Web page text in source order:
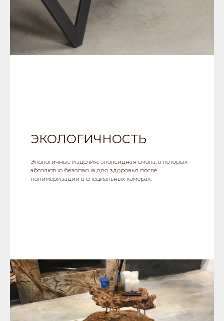
ЭКОЛОГИЧНОСТЬ
Экологичные изделия, эпоксидная смола, в которых
абсолютно безопасна для здоровья после
полимеризации в специальных камерах.